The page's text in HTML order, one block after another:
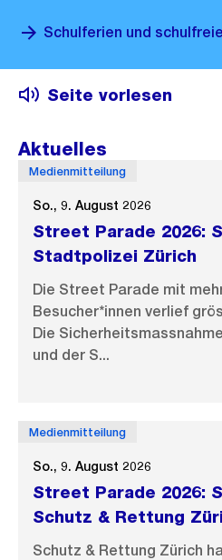
Schulferien und
Seite vorlesen
Aktuelles
Medienmitteilung
So., 9. August 2026
Street Parade 2026:
Stadtpolizei Zürich
Die Street Parade mit
Besucher*innen verlief
Die
und der S...
Medienmitteilung
So., 9. August 2026
Street Parade 2026:
Schutz & Rettung
Schutz & Rettung Zürich